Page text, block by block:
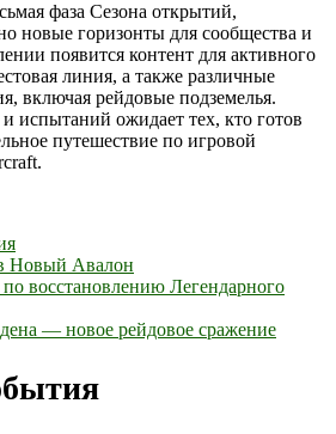
фаза Сезона открытий,
новые горизонты для сообщества и
появится контент для активного
линия, а также различные
включая рейдовые подземелья.
испытаний ожидает тех, кто готов
путешествие по игровой
Новый Авалон
восстановлению Легендарного
— новое рейдовое сражение